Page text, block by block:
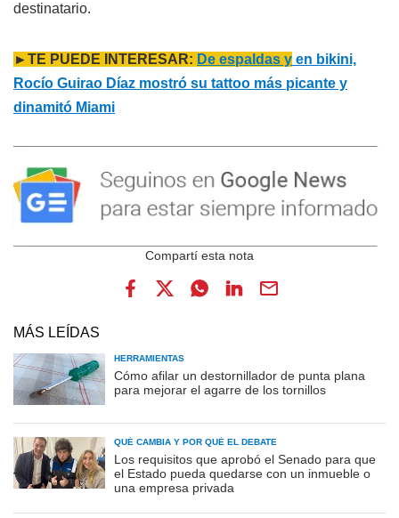
destinatario.
►TE PUEDE INTERESAR: De espaldas y en bikini,
Rocío Guirao Díaz mostró su tattoo más picante y
dinamitó Miami
MÁS LEÍDAS
HERRAMIENTAS
Cómo afilar un destornillador de punta plana
para mejorar el agarre de los tornillos
QUÉ CAMBIA Y POR QUÉ EL DEBATE
Los requisitos que aprobó el Senado para que
el Estado pueda quedarse con un inmueble o
una empresa privada